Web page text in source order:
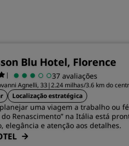
Blu Hotel, Florence
| 37 avaliações
Agnelli, 33 |2.24 milhas/3.6 km do
Localização estratégica
uma viagem a trabalho ou
do Renascimento” na Itália está
elegância e atenção aos detalhes.